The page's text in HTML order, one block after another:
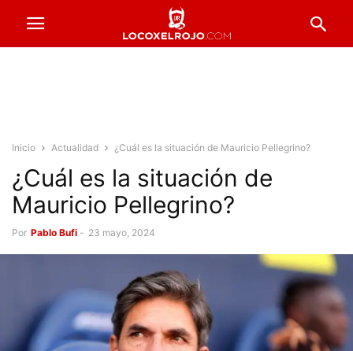
Inicio Actualidad ¿Cuál es la situación de Mauricio Pellegrino?
¿Cuál es la situación de
Mauricio Pellegrino?
Por Pablo Bufi - 23 mayo, 2024